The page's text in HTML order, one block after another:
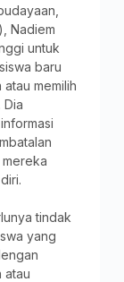
Nadiem
untuk
baru
memilih
Dia
tindak
yang
atau